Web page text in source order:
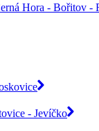
Hora - Bořitov -
- Jevíčko